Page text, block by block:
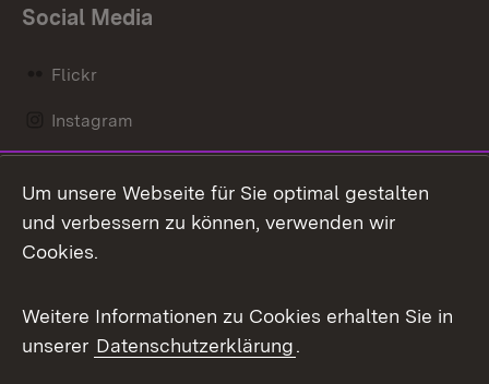
Social Media
Flickr
Instagram
Mastodon
Messenger
Social Wall
X / Twitter
Um unsere Webseite für Sie optimal gestalten
und verbessern zu können, verwenden wir
Cookies.
Weitere Informationen zu Cookies erhalten Sie in
unserer Datenschutzerklärung.